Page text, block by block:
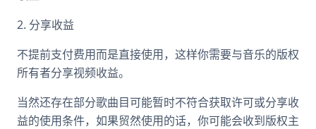
2. 分享收益
不提前支付费用而是直接使用，这样你需要与音乐的版权
所有者分享视频收益。
当然还存在部分歌曲目可能暂时不符合获取许可或分享收
益的使用条件，如果贸然使用的话，你可能会收到版权主